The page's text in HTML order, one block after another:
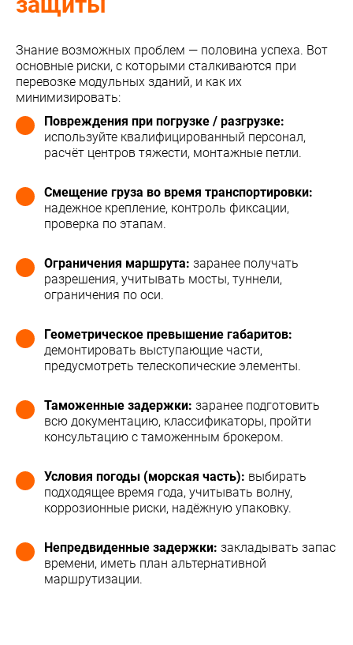
Знание возможных проблем — половина успеха. Вот
основные риски, с которыми сталкиваются при
перевозке модульных зданий, и как их
минимизировать:
Повреждения при погрузке / разгрузке:
используйте квалифицированный персонал,
расчёт центров тяжести, монтажные петли.
Смещение груза во время транспортировки:
надежное крепление, контроль фиксации,
проверка по этапам.
Ограничения маршрута: заранее получать
разрешения, учитывать мосты, туннели,
ограничения по оси.
Геометрическое превышение габаритов:
демонтировать выступающие части,
предусмотреть телескопические элементы.
Таможенные задержки: заранее подготовить
всю документацию, классификаторы, пройти
консультацию с таможенным брокером.
Условия погоды (морская часть): выбирать
подходящее время года, учитывать волну,
коррозионные риски, надёжную упаковку.
Непредвиденные задержки: закладывать запас
времени, иметь план альтернативной
маршрутизации.